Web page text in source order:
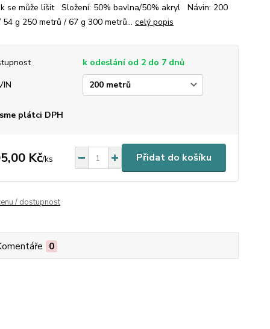
se může lišit Složení: 50% bavlna/50% akryl Návin: 200
54 g 250 metrů / 67 g 300 metrů... celý popis
k odeslání od 2 do 7 dnů
plátci DPH
Kč/ks Přidat do košíku
/ dostupnost
0